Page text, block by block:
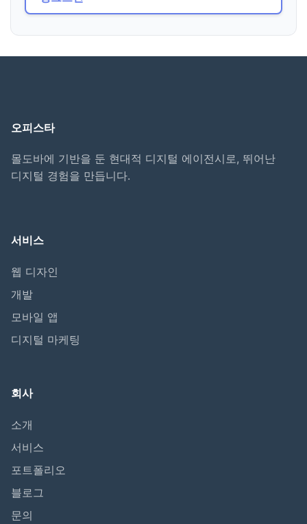
오피스타
몰도바에 기반을 둔 현대적 디지털 에이전시로, 뛰어난
디지털 경험을 만듭니다.
서비스
웹 디자인
개발
모바일 앱
디지털 마케팅
회사
소개
서비스
포트폴리오
블로그
문의